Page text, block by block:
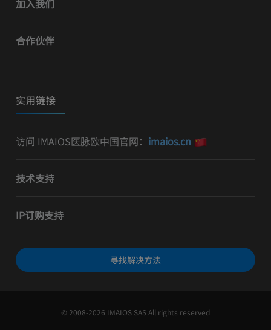
加入我们
合作伙伴
实用链接
访问 IMAIOS医脉欧中国官网： imaios.cn
技术支持
IP订购支持
寻找解决方法
© 2008-2026 IMAIOS SAS All rights reserved